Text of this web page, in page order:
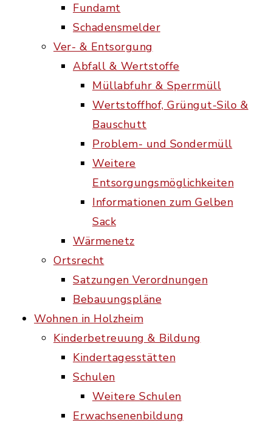
Fundamt
Schadensmelder
Ver- & Entsorgung
Abfall & Wertstoffe
Müllabfuhr & Sperrmüll
Wertstoffhof, Grüngut-Silo &
Bauschutt
Problem- und Sondermüll
Weitere
Entsorgungsmöglichkeiten
Informationen zum Gelben
Sack
Wärmenetz
Ortsrecht
Satzungen Verordnungen
Bebauungspläne
Wohnen in Holzheim
Kinderbetreuung & Bildung
Kindertagesstätten
Schulen
Weitere Schulen
Erwachsenenbildung